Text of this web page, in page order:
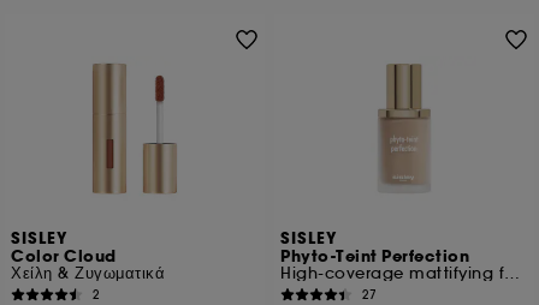
SISLEY
Color Cloud
Χείλη & Ζυγωματικά
2
SISLEY
Phyto-Teint Perfection
High-coverage mattifying foundation
27